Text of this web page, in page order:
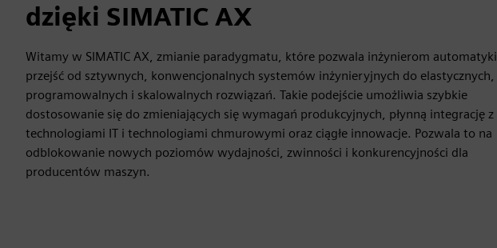
dzięki SIMATIC AX
Witamy w SIMATIC AX, zmianie paradygmatu, które pozwala inżynierom automatyki
przejść od sztywnych, konwencjonalnych systemów inżynieryjnych do elastycznych,
programowalnych i skalowalnych rozwiązań. Takie podejście umożliwia szybkie
dostosowanie się do zmieniających się wymagań produkcyjnych, płynną integrację z
technologiami IT i technologiami chmurowymi oraz ciągłe innowacje. Pozwala to na
odblokowanie nowych poziomów wydajności, zwinności i konkurencyjności dla
producentów maszyn.